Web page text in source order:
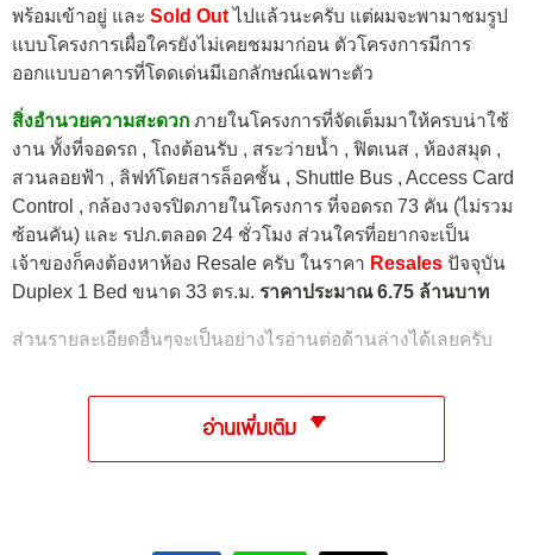
พร้อมเข้าอยู่ และ Sold Outไปแล้วนะครับ แต่ผมจะพามาชมรูป
แบบโครงการเผื่อใครยังไม่เคยชมมาก่อน ตัวโครงการมีการ
ออกแบบอาคารที่โดดเด่นมีเอกลักษณ์เฉพาะตัว
สิ่งอำนวยความสะดวก ภายในโครงการที่จัดเต็มมาให้ครบน่าใช้
งาน ทั้งที่จอดรถ , โถงต้อนรับ , สระว่ายน้ำ , ฟิตเนส , ห้องสมุด ,
สวนลอยฟ้า , ลิฟท์โดยสารล็อคชั้น , Shuttle Bus , Access Card
Control , กล้องวงจรปิดภายในโครงการ ที่จอดรถ 73 คัน (ไม่รวม
ซ้อนคัน) และ รปภ.ตลอด 24 ชั่วโมง ส่วนใครที่อยากจะเป็น
เจ้าของก็คงต้องหาห้อง Resale ครับ ในราคา Resales ปัจจุบัน
Duplex 1 Bed ขนาด 33 ตร.ม. ราคาประมาณ 6.75 ล้านบาท
ส่วนรายละเอียดอื่นๆจะเป็นอย่างไรอ่านต่อด้านล่างได้เลยครับ
อ่านเพิ่มเติม